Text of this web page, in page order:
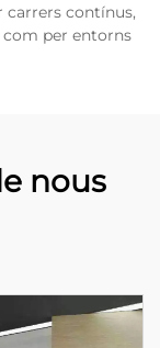
carrers contínus,
per entorns
nous